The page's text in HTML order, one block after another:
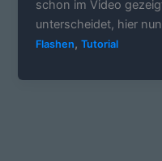
schon im Video
unterscheidet, hier
Flashen,Tutorial